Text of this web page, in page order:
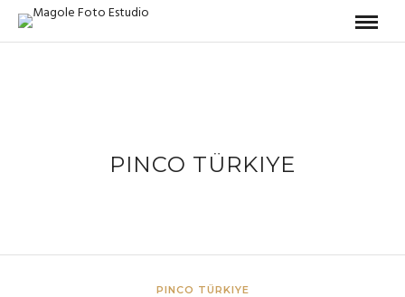
PINCO TÜRKIYE
PINCO TÜRKIYE